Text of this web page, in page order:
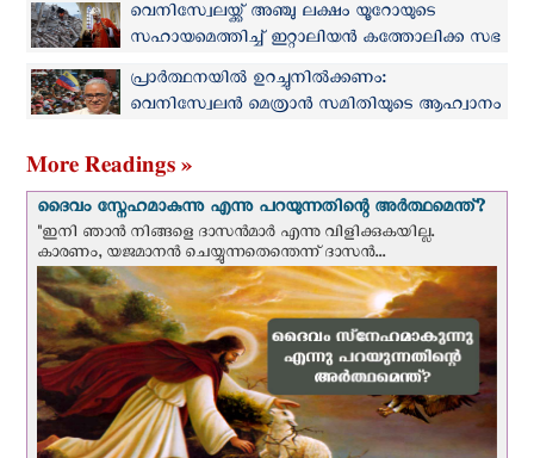
വെനിസ്വേലയ്ക്ക് അഞ്ചു ലക്ഷം യൂറോയുടെ
സഹായമെത്തിച്ച് ഇറ്റാലിയന്‍ കത്തോലിക്ക സഭ
പ്രാർത്ഥനയിൽ ഉറച്ചുനിൽക്കണം:
വെനിസ്വേലന്‍ മെത്രാന്‍ സമിതിയുടെ ആഹ്വാനം
More Readings »
ദൈവം സ്നേഹമാകുന്നു എന്നു പറയുന്നതിന്റെ അർത്ഥമെന്ത്?
"ഇനി ഞാന്‍ നിങ്ങളെ ദാസന്‍മാര്‍ എന്നു വിളിക്കുകയില്ല.
കാരണം, യജമാനന്‍ ചെയ്യുന്നതെന്തെന്ന് ദാസന്‍...